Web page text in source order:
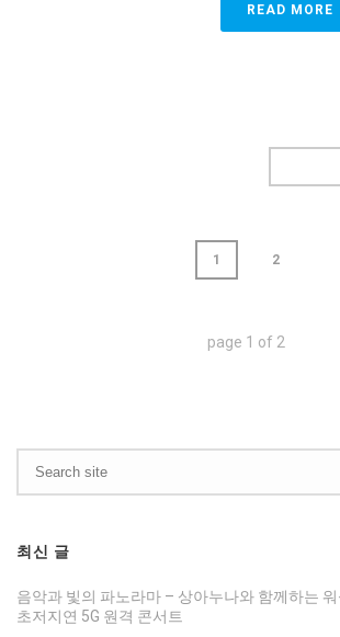
READ MORE
1 2
page 1 of 2
최신 글
음악과 빛의 파노라마 – 상아누나와 함께하는
초저지연 5G 원격 콘서트